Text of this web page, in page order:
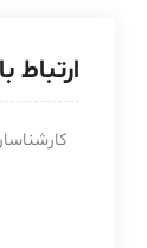
ارتباط